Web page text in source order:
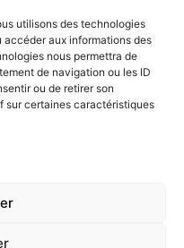
utilisons des technologies
aux informations des
nous permettra de
de navigation ou les ID
ou de retirer son
sur certaines caractéristiques
de Vente